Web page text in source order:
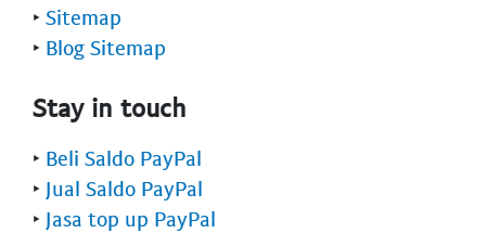
‣ Sitemap
‣ Blog Sitemap
Stay in touch
‣ Beli Saldo PayPal
‣ Jual Saldo PayPal
‣ Jasa top up PayPal